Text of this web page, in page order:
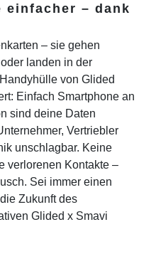
einfacher – dank
– sie gehen
landen in der
von Glided
Einfach Smartphone an
sind deine Daten
Vertriebler
unschlagbar. Keine
verlorenen Kontakte –
Sei immer einen
Zukunft des
Glided x Smavi